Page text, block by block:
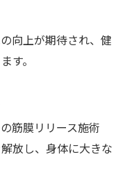
向上が期待され、健
す。
筋膜リリース施術
放し、身体に大きな